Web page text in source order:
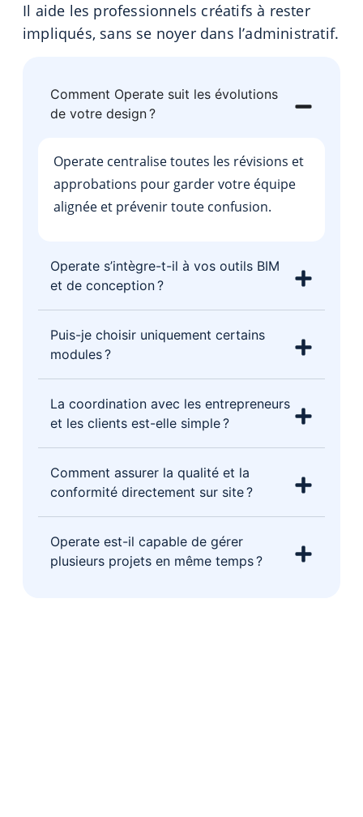
Il aide les professionnels créatifs à rester
impliqués, sans se noyer dans l’administratif.
Comment Operate suit les évolutions
de votre design ?
Operate centralise toutes les révisions et
approbations pour garder votre équipe
alignée et prévenir toute confusion.
Operate s’intègre-t-il à vos outils BIM
et de conception ?
Puis-je choisir uniquement certains
modules ?
La coordination avec les entrepreneurs
et les clients est-elle simple ?
Comment assurer la qualité et la
conformité directement sur site ?
Operate est-il capable de gérer
plusieurs projets en même temps ?